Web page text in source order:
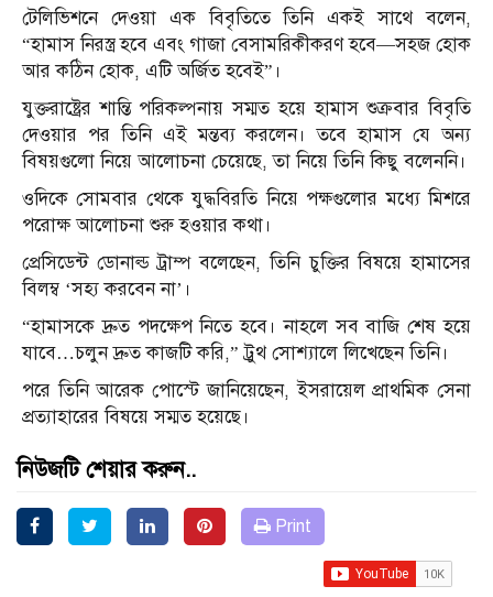
টেলিভিশনে দেওয়া এক বিবৃতিতে তিনি একই সাথে বলেন,
“হামাস নিরস্ত্র হবে এবং গাজা বেসামরিকীকরণ হবে—সহজ হোক
আর কঠিন হোক, এটি অর্জিত হবেই”।
যুক্তরাষ্ট্রের শান্তি পরিকল্পনায় সম্মত হয়ে হামাস শুক্রবার বিবৃতি
দেওয়ার পর তিনি এই মন্তব্য করলেন। তবে হামাস যে অন্য
বিষয়গুলো নিয়ে আলোচনা চেয়েছে, তা নিয়ে তিনি কিছু বলেননি।
ওদিকে সোমবার থেকে যুদ্ধবিরতি নিয়ে পক্ষগুলোর মধ্যে মিশরে
পরোক্ষ আলোচনা শুরু হওয়ার কথা।
প্রেসিডেন্ট ডোনাল্ড ট্রাম্প বলেছেন, তিনি চুক্তির বিষয়ে হামাসের
বিলম্ব ‘সহ্য করবেন না’।
“হামাসকে দ্রুত পদক্ষেপ নিতে হবে। নাহলে সব বাজি শেষ হয়ে
যাবে…চলুন দ্রুত কাজটি করি,” ট্রুথ সোশ্যালে লিখেছেন তিনি।
পরে তিনি আরেক পোস্টে জানিয়েছেন, ইসরায়েল প্রাথমিক সেনা
প্রত্যাহারের বিষয়ে সম্মত হয়েছে।
নিউজটি শেয়ার করুন..
Print